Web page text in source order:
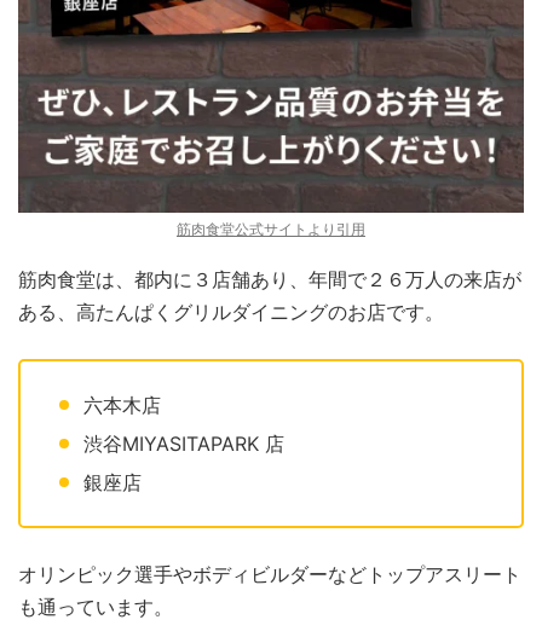
筋肉食堂公式サイトより引用
筋肉食堂は、都内に３店舗あり、年間で２６万人の来店が
ある、高たんぱくグリルダイニングのお店です。
六本木店
渋谷MIYASITAPARK 店
銀座店
オリンピック選手やボディビルダーなどトップアスリート
も通っています。